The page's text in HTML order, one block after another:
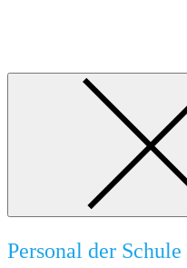
Personal der Schule